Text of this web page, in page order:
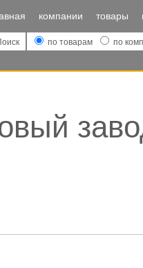
компании товары
по товарам по